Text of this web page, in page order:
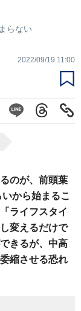
らない
2022/09/19 11:00
のが、前頭葉
から始まるこ
ライフスタイ
変えるだけで
きるが、中高
縮させる恐れ